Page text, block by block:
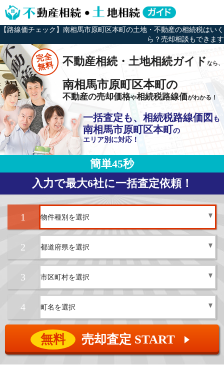
【路線価チェック】南相馬市原町区本町の土地・不動産の相続税はいく
ら？売却相談もできます
完全
無料 不動産相続・土地相続ガイドなら、
南相馬市原町区本町の
不動産の売却価格や相続税路線価がわかる！
一括査定も、相続税路線価図 も
南相馬市原町区本町の
エリア別に対応！
簡単45秒
入力で最大6社に一括査定依頼！
1
2
3
4
無料 売却査定 START ▲